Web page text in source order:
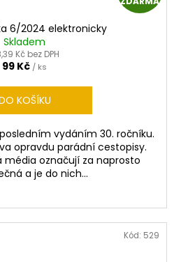
D
6/2024 elektronicky
Skladem
Kč bez DPH
99 Kč / ks
KOŠÍKU
vydáním 30. ročníku.
opravdu parádní cestopisy.
média označují za naprosto
a je do nich...
Kód: 529